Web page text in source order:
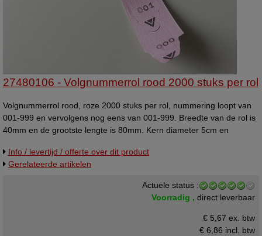
27480106 - Volgnummerrol rood 2000 stuks per rol
Volgnummerrol rood, roze 2000 stuks per rol, nummering loopt van
001-999 en vervolgens nog eens van 001-999. Breedte van de rol is
40mm en de grootste lengte is 80mm. Kern diameter 5cm en
001-999 - Aantal per rol: 2.000 - Rol breedte: 40mm - Ticket
afmeting: 4x8cm - Diameter kern: 5cm - Rol diameter: 11cm - Prijs
Info / levertijd / offerte over dit product
Gerelateerde artikelen
Actuele status :
Voorradig ,direct leverbaar
€ 5,67 ex. btw
€ 6,86 incl. btw